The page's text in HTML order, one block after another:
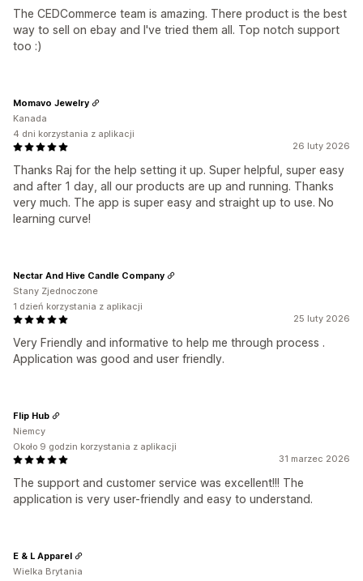
The CEDCommerce team is amazing. There product is the best
way to sell on ebay and I've tried them all. Top notch support
too :)
26 luty 2026
Thanks Raj for the help setting it up. Super helpful, super easy
and after 1 day, all our products are up and running. Thanks
very much. The app is super easy and straight up to use. No
learning curve!
Momavo Jewelry
Kanada
4 dni korzystania z aplikacji
25 luty 2026
Very Friendly and informative to help me through process .
Application was good and user friendly.
Nectar And Hive Candle Company
Stany Zjednoczone
1 dzień korzystania z aplikacji
31 marzec 2026
The support and customer service was excellent!!! The
application is very user-friendly and easy to understand.
Flip Hub
Niemcy
Około 9 godzin korzystania z aplikacji
E & L Apparel
Wielka Brytania